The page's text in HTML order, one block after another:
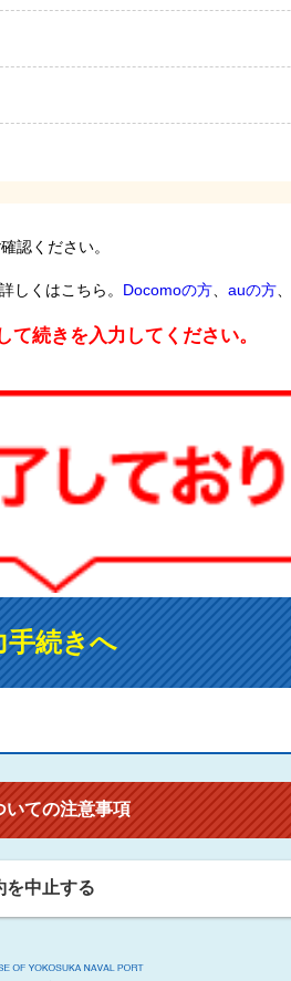
認ください。
しくはこちら。 Docomoの方、 auの方、
続きを入力してください。
手続きへ
いての注意事項
を中止する